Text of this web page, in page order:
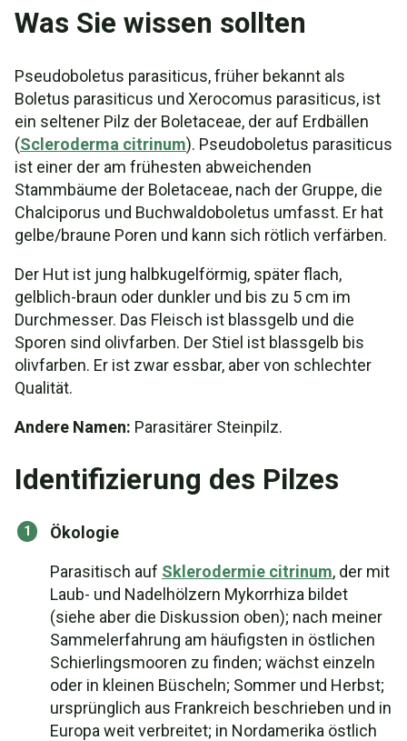
Was Sie wissen sollten
Pseudoboletus parasiticus, früher bekannt als
Boletus parasiticus und Xerocomus parasiticus, ist
ein seltener Pilz der Boletaceae, der auf Erdbällen
(Scleroderma citrinum). Pseudoboletus parasiticus
ist einer der am frühesten abweichenden
Stammbäume der Boletaceae, nach der Gruppe, die
Chalciporus und Buchwaldoboletus umfasst. Er hat
gelbe/braune Poren und kann sich rötlich verfärben.
Der Hut ist jung halbkugelförmig, später flach,
gelblich-braun oder dunkler und bis zu 5 cm im
Durchmesser. Das Fleisch ist blassgelb und die
Sporen sind olivfarben. Der Stiel ist blassgelb bis
olivfarben. Er ist zwar essbar, aber von schlechter
Qualität.
Andere Namen: Parasitärer Steinpilz.
Identifizierung des Pilzes
Ökologie
Parasitisch auf Sklerodermie citrinum, der mit
Laub- und Nadelhölzern Mykorrhiza bildet
(siehe aber die Diskussion oben); nach meiner
Sammelerfahrung am häufigsten in östlichen
Schierlingsmooren zu finden; wächst einzeln
oder in kleinen Büscheln; Sommer und Herbst;
ursprünglich aus Frankreich beschrieben und in
Europa weit verbreitet; in Nordamerika östlich